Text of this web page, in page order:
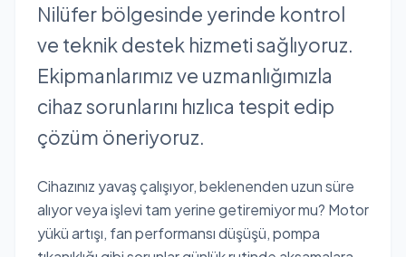
Nilüfer bölgesinde yerinde kontrol
ve teknik destek hizmeti sağlıyoruz.
Ekipmanlarımız ve uzmanlığımızla
cihaz sorunlarını hızlıca tespit edip
çözüm öneriyoruz.
Cihazınız yavaş çalışıyor, beklenenden uzun süre
alıyor veya işlevi tam yerine getiremiyor mu? Motor
yükü artışı, fan performansı düşüşü, pompa